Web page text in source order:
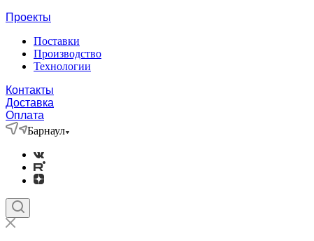
Проекты
Поставки
Производство
Технологии
Контакты
Доставка
Оплата
Барнаул